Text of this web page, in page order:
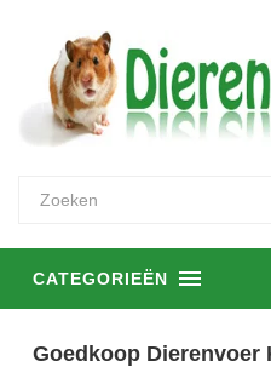
CATEGORIEËN
Goedkoop Dierenvoer